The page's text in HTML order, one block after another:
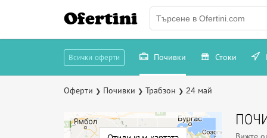
Ofertini
Всички оферти Почивки Стоки
Оферти ❯ Почивки ❯ Трабзон ❯ 24 май